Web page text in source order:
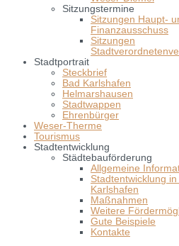
Sitzungstermine
Sitzungen Haupt-
Finanzausschuss
Sitzungen
Stadtportrait
Steckbrief
Bad Karlshafen
Helmarshausen
Stadtwappen
Ehrenbürger
Weser-Therme
Tourismus
Stadtentwicklung
Städtebauförderung
Allgemeine
Stadtentwicklung in
Karlshafen
Maßnahmen
Weitere
Gute Beispiele
Kontakte